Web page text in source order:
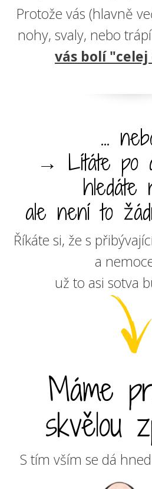
Protože vás (hlavně
nohy, svaly, nebo
vás bolí
...
→ Lítáte po
hledáte
ale není to
Říkáte si, že s
a
už to asi sotva
Máme
skvělou
S tím vším se dá